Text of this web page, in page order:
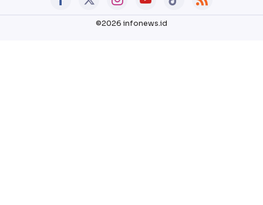
©2026 infonews.id